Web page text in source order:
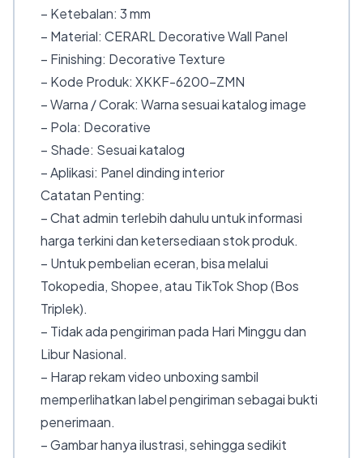
– Ketebalan: 3 mm
– Material: CERARL Decorative Wall Panel
– Finishing: Decorative Texture
– Kode Produk: XKKF-6200-ZMN
– Warna / Corak: Warna sesuai katalog image
– Pola: Decorative
– Shade: Sesuai katalog
– Aplikasi: Panel dinding interior
Catatan Penting:
– Chat admin terlebih dahulu untuk informasi
harga terkini dan ketersediaan stok produk.
– Untuk pembelian eceran, bisa melalui
Tokopedia, Shopee, atau TikTok Shop (Bos
Triplek).
– Tidak ada pengiriman pada Hari Minggu dan
Libur Nasional.
– Harap rekam video unboxing sambil
memperlihatkan label pengiriman sebagai bukti
penerimaan.
– Gambar hanya ilustrasi, sehingga sedikit